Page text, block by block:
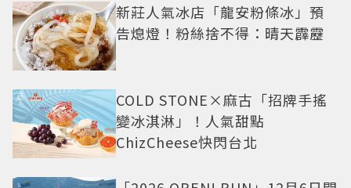
新莊人氣冰店「龍安粉條冰」預
告熄燈！粉絲捨不得：晴天霹靂
COLD STONE×麻古「招牌手搖
變冰淇淋」！人氣甜點
ChizCheese快閃台北